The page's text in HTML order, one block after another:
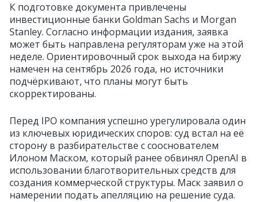
К подготовке документа привлечены
инвестиционные банки Goldman Sachs и Morgan
Stanley. Согласно информации издания, заявка
может быть направлена регуляторам уже на этой
неделе. Ориентировочный срок выхода на биржу
намечен на сентябрь 2026 года, но источники
подчёркивают, что планы могут быть
скорректированы.
Перед IPO компания успешно урегулировала один
из ключевых юридических споров: суд встал на её
сторону в разбирательстве с сооснователем
Илоном Маском, который ранее обвинял OpenAI в
использовании благотворительных средств для
создания коммерческой структуры. Маск заявил о
намерении подать апелляцию на решение суда.